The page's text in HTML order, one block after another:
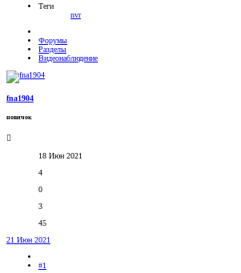
Теги
nvr
Форумы
Разделы
Видеонаблюдение
fna1904
новичок
18 Июн 2021
4
0
3
45
21 Июн 2021
#1